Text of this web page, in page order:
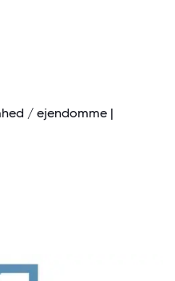
/ ejendomme |